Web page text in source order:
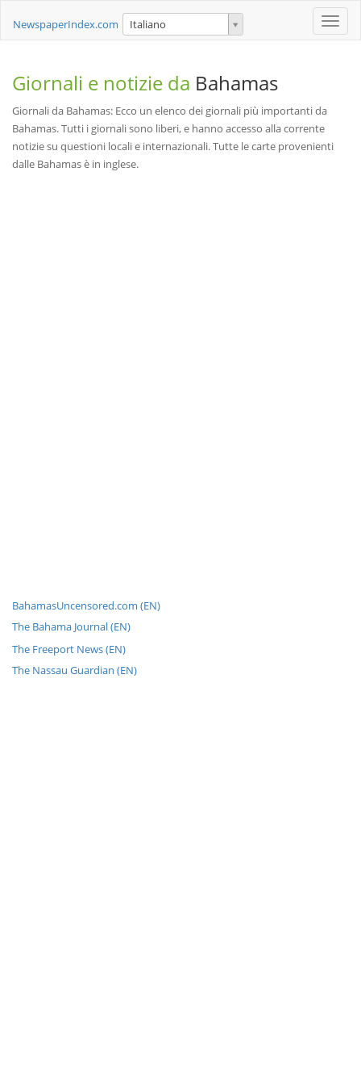
Toggle
NewspaperIndex.com Italiano
Giornali e notizie da Bahamas
Giornali da Bahamas: Ecco un elenco dei giornali più importanti da
Bahamas. Tutti i giornali sono liberi, e hanno accesso alla corrente
notizie su questioni locali e internazionali. Tutte le carte provenienti
dalle Bahamas è in inglese.
BahamasUncensored.com (EN)
The Bahama Journal (EN)
The Freeport News (EN)
The Nassau Guardian (EN)